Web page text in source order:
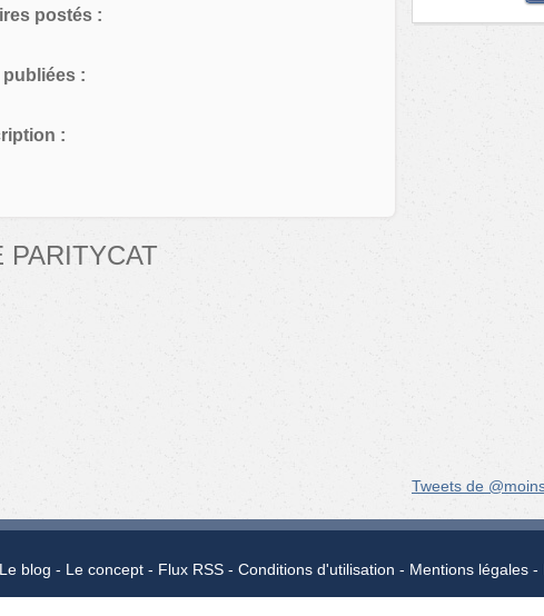
postés :
:
:
Tweets de
Le blog Le concept Flux RSS Conditions d'utilisation Mentions légales